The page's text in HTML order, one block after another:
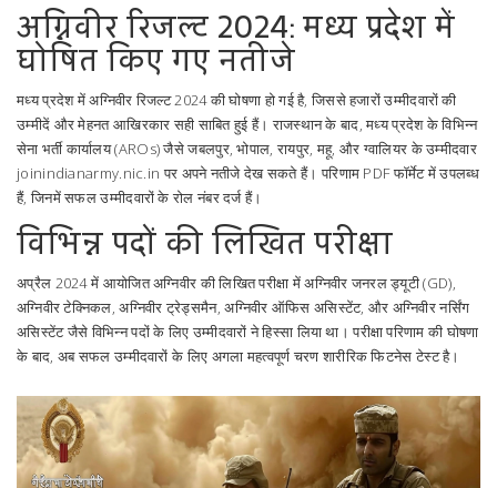
अग्निवीर रिजल्ट 2024: मध्य प्रदेश में
घोषित किए गए नतीजे
मध्य प्रदेश में अग्निवीर रिजल्ट 2024 की घोषणा हो गई है, जिससे हजारों उम्मीदवारों की
उम्मीदें और मेहनत आखिरकार सही साबित हुई हैं। राजस्थान के बाद, मध्य प्रदेश के विभिन्न
सेना भर्ती कार्यालय (AROs) जैसे जबलपुर, भोपाल, रायपुर, महू, और ग्वालियर के उम्मीदवार
joinindianarmy.nic.in पर अपने नतीजे देख सकते हैं। परिणाम PDF फॉर्मेट में उपलब्ध
हैं, जिनमें सफल उम्मीदवारों के रोल नंबर दर्ज हैं।
विभिन्न पदों की लिखित परीक्षा
अप्रैल 2024 में आयोजित अग्निवीर की लिखित परीक्षा में अग्निवीर जनरल ड्यूटी (GD),
अग्निवीर टेक्निकल, अग्निवीर ट्रेड्समैन, अग्निवीर ऑफिस असिस्टेंट, और अग्निवीर नर्सिंग
असिस्टेंट जैसे विभिन्न पदों के लिए उम्मीदवारों ने हिस्सा लिया था। परीक्षा परिणाम की घोषणा
के बाद, अब सफल उम्मीदवारों के लिए अगला महत्वपूर्ण चरण शारीरिक फिटनेस टेस्ट है।